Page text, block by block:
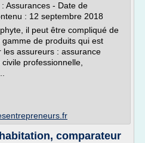
Assurances - Date de
: 12 septembre 2018
il peut être compliqué de
de produits qui est
assureurs : assurance
professionnelle,
comparateur